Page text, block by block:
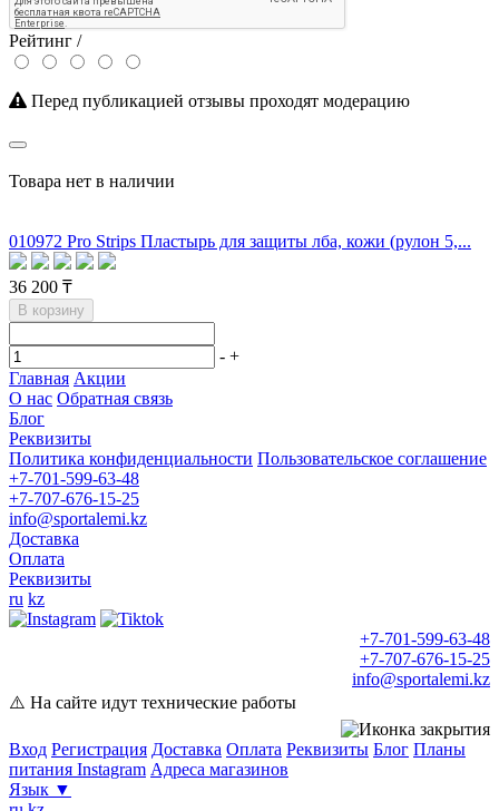
Рейтинг /
Перед публикацией отзывы проходят модерацию
Товара нет в наличии
010972 Pro Strips Пластырь для защиты лба, кожи (рулон 5,...
36 200 ₸
В корзину
- +
Главная Акции
О нас Обратная связь
Блог
Реквизиты
Политика конфиденциальности Пользовательское соглашение
+7-701-599-63-48
+7-707-676-15-25
info@sportalemi.kz
Доставка
Оплата
Реквизиты
ru kz
+7-701-599-63-48
+7-707-676-15-25
info@sportalemi.kz
⚠️ На сайте идут технические работы
Вход Регистрация Доставка Оплата Реквизиты Блог Планы
питания Instagram Адреса магазинов
Язык ▼